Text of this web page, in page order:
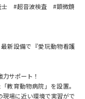
士 #超音波検査 #顕微鏡
新設備で『愛玩動物看護
サポート！
教育動物病院」を設置。
場に近い環境で実習がで